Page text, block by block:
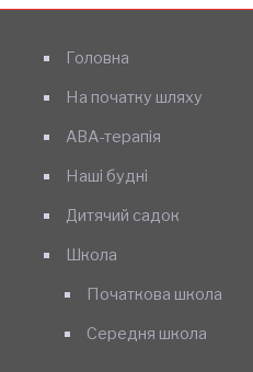
Головна
На початку шляху
АВА-терапія
Наші будні
Дитячий садок
Школа
Початкова школа
Середня школа